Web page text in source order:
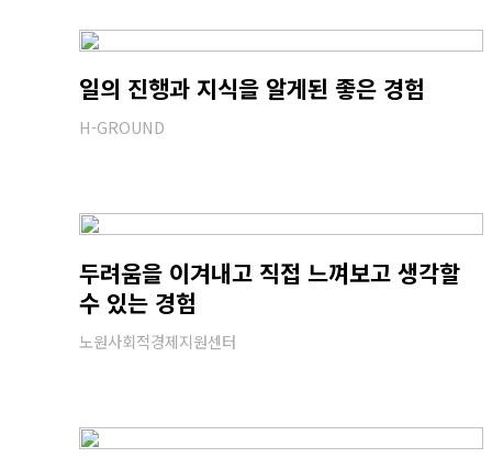
일의 진행과 지식을 알게된 좋은 경험
H-GROUND
두려움을 이겨내고 직접 느껴보고 생각할
수 있는 경험
노원사회적경제지원센터